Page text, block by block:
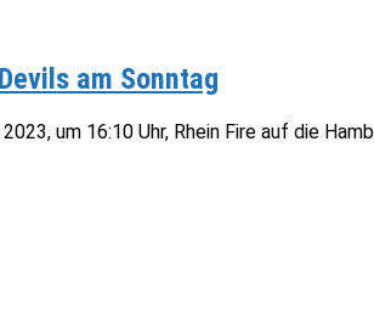
am Sonntag
um 16:10 Uhr, Rhein Fire auf die